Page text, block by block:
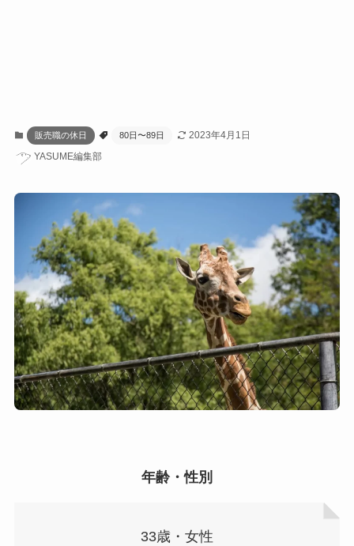
販売職の休日 80日〜89日
2023年4月1日
YASUME編集部
年齢・性別
33歳・女性